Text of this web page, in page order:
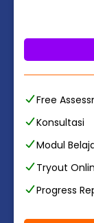
Free
Konsultasi
Modul
Tryout
Progress